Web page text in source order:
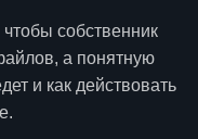
собственник
а понятную
и как действовать